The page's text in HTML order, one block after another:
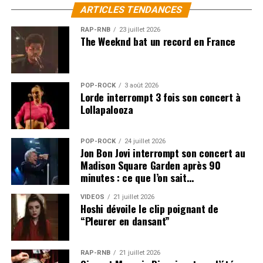
ARTICLES TENDANCES
RAP-RNB 23 juillet 2026
The Weeknd bat un record en France
POP-ROCK 3 août 2026
Lorde interrompt 3 fois son concert à
Lollapalooza
POP-ROCK 24 juillet 2026
Jon Bon Jovi interrompt son concert au
Madison Square Garden après 90
minutes : ce que l’on sait…
VIDEOS 21 juillet 2026
Hoshi dévoile le clip poignant de
“Pleurer en dansant”
RAP-RNB 21 juillet 2026